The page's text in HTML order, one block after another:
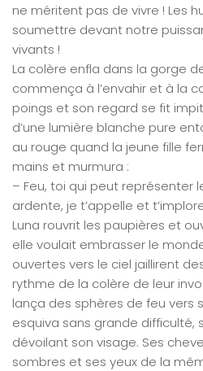
ne méritent pas de vivre ! Les
soumettre devant notre
vivants !
La colère enfla dans la gorge
commença à l’envahir et à la
poings et son regard se fit
d’une lumière blanche pure
au rouge quand la jeune fille
mains et murmura :
– Feu, toi qui peut représenter
ardente, je t’appelle et
Luna rouvrit les paupières et
elle voulait embrasser le
ouvertes vers le ciel jaillirent
rythme de la colère de leur
lança des sphères de feu vers
esquiva sans grande difficulté,
dévoilant son visage. Ses
sombres et ses yeux de la